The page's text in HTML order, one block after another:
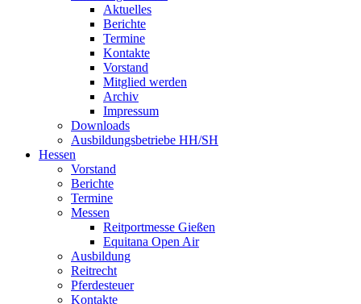
Aktuelles
Berichte
Termine
Kontakte
Vorstand
Mitglied werden
Archiv
Impressum
Downloads
Ausbildungsbetriebe HH/SH
Hessen
Vorstand
Berichte
Termine
Messen
Reitportmesse Gießen
Equitana Open Air
Ausbildung
Reitrecht
Pferdesteuer
Kontakte